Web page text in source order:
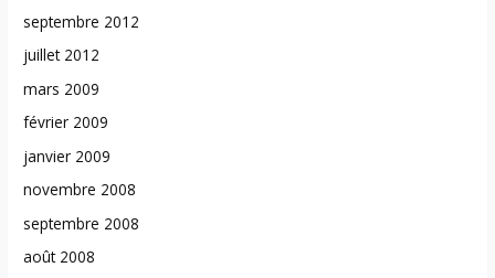
septembre 2012
juillet 2012
mars 2009
février 2009
janvier 2009
novembre 2008
septembre 2008
août 2008